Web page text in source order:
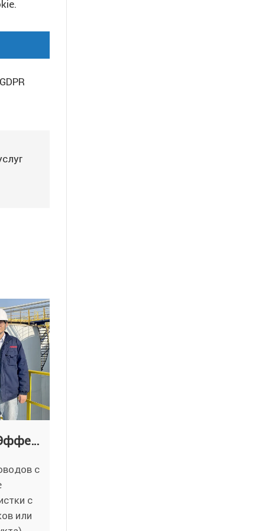
Система VP Pigging: Эффективная очистка и восстановление трубопроводов
с
с
или